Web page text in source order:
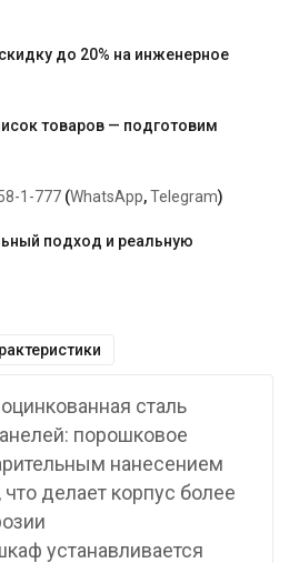
до 20% на инженерное
товаров — подготовим
1-777 (WhatsApp,Telegram)
подход и реальную
сталь
порошковое
нанесением
делает корпус более
устанавливается